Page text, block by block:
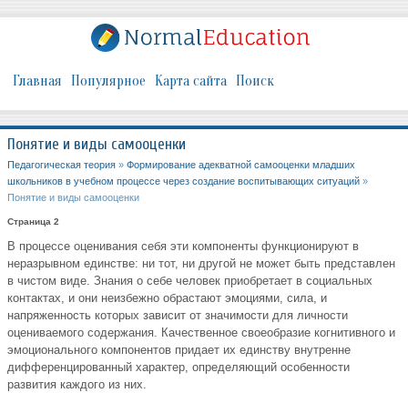
Главная Популярное Карта сайта Поиск
Понятие и виды самооценки
Педагогическая теория » Формирование адекватной самооценки младших
школьников в учебном процессе через создание воспитывающих ситуаций »
Понятие и виды самооценки
Страница 2
В процессе оценивания себя эти компоненты функционируют в
неразрывном единстве: ни тот, ни другой не может быть представлен
в чистом виде. Знания о себе человек приобретает в социальных
контактах, и они неизбежно обрастают эмоциями, сила, и
напряженность которых зависит от значимости для личности
оцениваемого содержания. Качественное своеобразие когнитивного и
эмоционального компонентов придает их единству внутренне
дифференцированный характер, определяющий особенности
развития каждого из них.